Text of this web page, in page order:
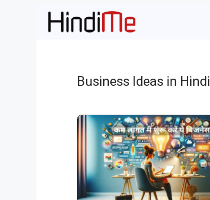
Business Ideas in Hindi